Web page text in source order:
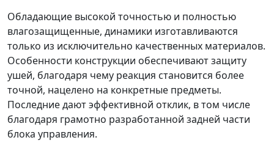
Обладающие высокой точностью и полностью
влагозащищенные, динамики изготавливаются
только из исключительно качественных материалов.
Особенности конструкции обеспечивают защиту
ушей, благодаря чему реакция становится более
точной, нацелено на конкретные предметы.
Последние дают эффективной отклик, в том числе
благодаря грамотно разработанной задней части
блока управления.